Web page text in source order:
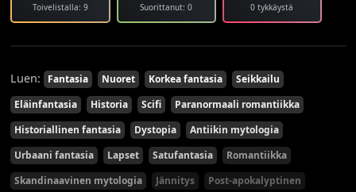
Toivelistalla: 9 Suorittanut: 0 0 tykkäystä
Luen: Fantasia Nuoret Korkea fantasia
Seikkailu
Eläinfantasia
Historia Scifi
Paranormaali romantiikka
Historiallinen fantasia
Dystopia
Antiikin mytologia
Urbaani fantasia
Lapset Satufantasia
Romantiikka
Skandinaavinen mytologia
Jännitys
Post-apokalyptinen